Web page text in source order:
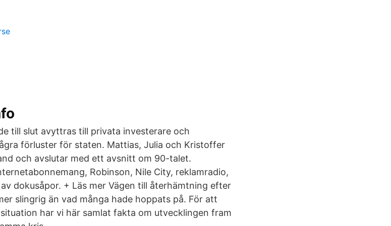
till slut avyttras till privata investerare och
förluster för staten. Mattias, Julia och Kristoffer
och avslutar med ett avsnitt om 90-talet.
Robinson, Nile City, reklamradio,
dokusåpor. + Läs mer Vägen till återhämtning efter
slingrig än vad många hade hoppats på. För att
har vi här samlat fakta om utvecklingen fram